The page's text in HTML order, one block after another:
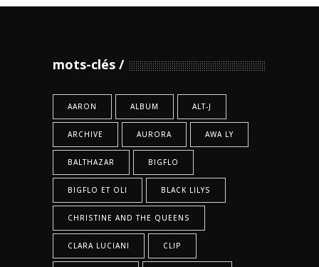
mots-clés
AARON ALBUM ALT-J
ARCHIVE AURORA AWA LY
BALTHAZAR BIGFLO
BIGFLO ET OLI BLACK LILYS
CHRISTINE AND THE QUEENS
CLARA LUCIANI CLIP